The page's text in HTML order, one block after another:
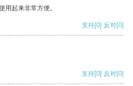
用起来非常方便。
支持[0] 反对[0]
支持[0] 反对[0]